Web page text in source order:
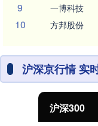
9 一博科技
10 方邦股份
沪深京行情 实
沪深300